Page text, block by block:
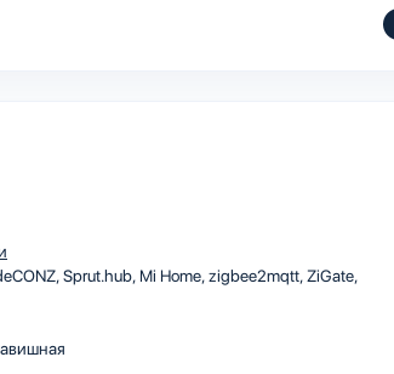
Sprut.hub Mi Homezigbee2mqtt ZiGate